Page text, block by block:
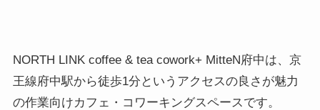
NORTH LINK coffee & tea cowork+ MitteN府中は、京
王線府中駅から徒歩1分というアクセスの良さが魅力
の作業向けカフェ・コワーキングスペースです。